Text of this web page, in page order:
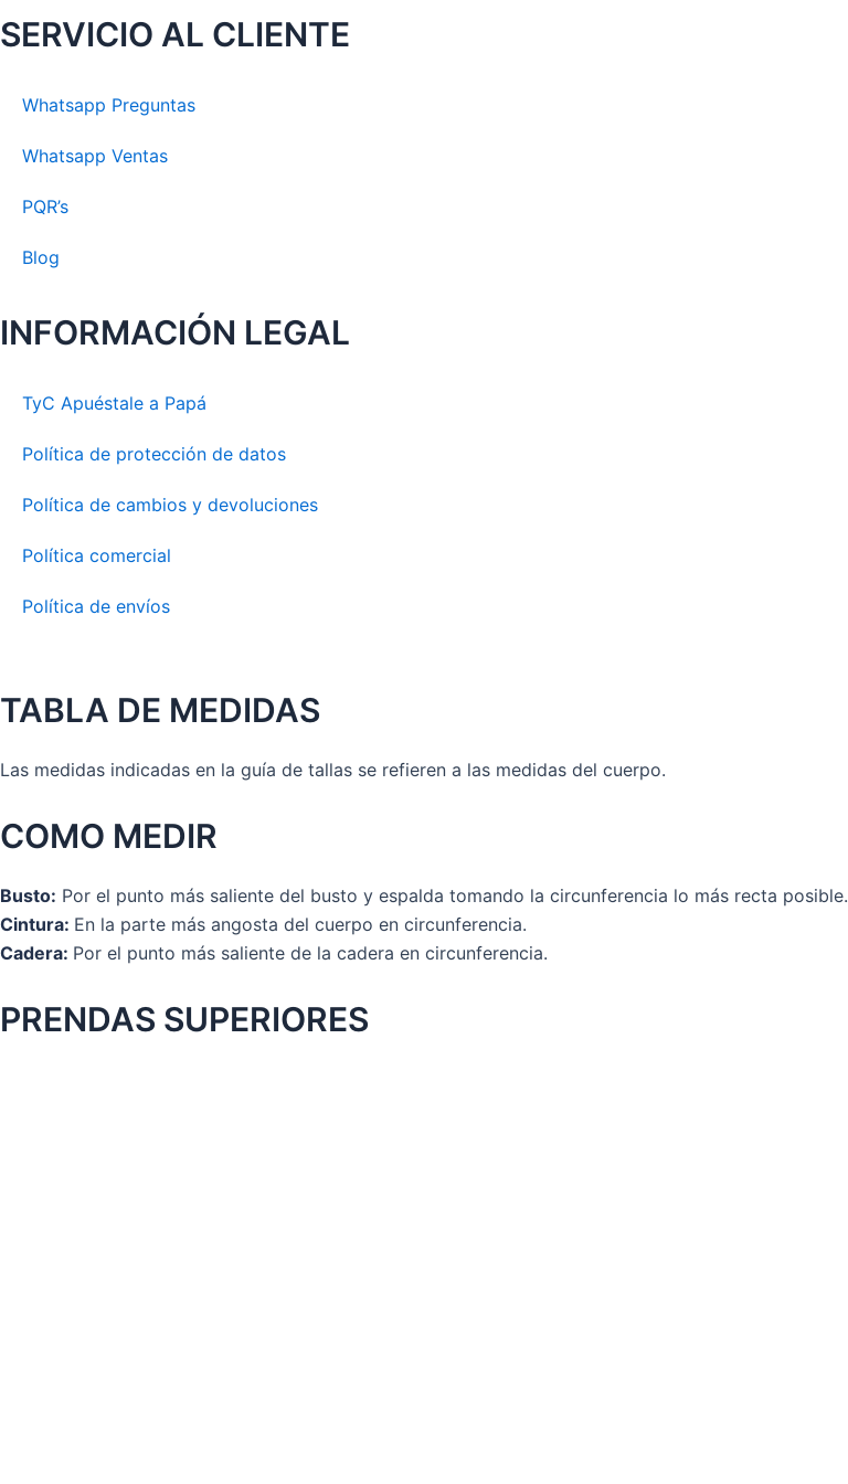
SERVICIO AL CLIENTE
Whatsapp Preguntas
Whatsapp Ventas
PQR’s
Blog
INFORMACIÓN LEGAL
TyC Apuéstale a Papá
Política de protección de datos
Política de cambios y devoluciones
Política comercial
Política de envíos
TABLA DE MEDIDAS
Las medidas indicadas en la guía de tallas se refieren a las medidas del cuerpo.
COMO MEDIR
Busto: Por el punto más saliente del busto y espalda tomando la circunferencia lo más recta posible.
Cintura: En la parte más angosta del cuerpo en circunferencia.
Cadera: Por el punto más saliente de la cadera en circunferencia.
PRENDAS SUPERIORES